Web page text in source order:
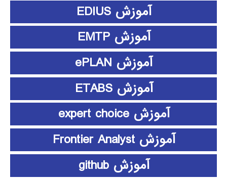
آموزش EDIUS
آموزش EMTP
آموزش ePLAN
آموزش ETABS
آموزش expert choice
آموزش Frontier Analyst
آموزش github